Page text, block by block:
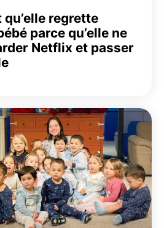
regrette
parce qu’elle ne
Netflix et passer